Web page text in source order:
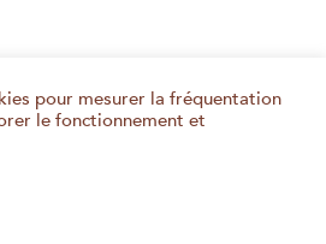
pour mesurer la fréquentation
le fonctionnement et